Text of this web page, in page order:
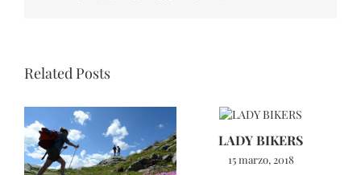
Related Posts
LADY BIKERS
15 marzo, 2018